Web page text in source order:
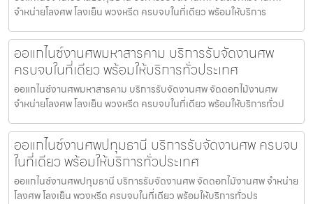
จำหน่ายโลงศพ โลงเย็น พวงหรีด ครบจบในที่เดียว พร้อมให้บริการ
ออแกไนซ์งานศพมหาสารคาม บริการรับจัดงานศพ
ครบจบในที่เดียว พร้อมให้บริการทั่วประเทศ
ออแกไนซ์งานศพมหาสารคาม บริการรับจัดงานศพ จัดดอกไม้งานศพ
จำหน่ายโลงศพ โลงเย็น พวงหรีด ครบจบในที่เดียว พร้อมให้บริการทั่วป
ออแกไนซ์งานศพปทุมธานี บริการรับจัดงานศพ ครบจบ
ในที่เดียว พร้อมให้บริการทั่วประเทศ
ออแกไนซ์งานศพปทุมธานี บริการรับจัดงานศพ จัดดอกไม้งานศพ จำหน่าย
โลงศพ โลงเย็น พวงหรีด ครบจบในที่เดียว พร้อมให้บริการทั่วปร